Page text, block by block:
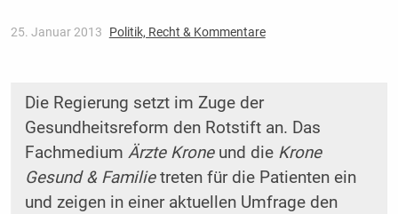
25. Januar 2013 Politik, Recht & Kommentare
Die Regierung setzt im Zuge der
Gesundheitsreform den Rotstift an. Das
Fachmedium Ärzte Kroneund dieKrone
Gesund & Familietreten für die Patienten ein
und zeigen in einer aktuellen Umfrage den